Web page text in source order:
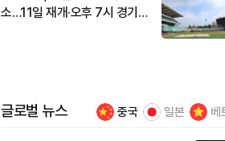
소…11일 재개·오후 7시 경기
글로벌 뉴스 중국 일본 베